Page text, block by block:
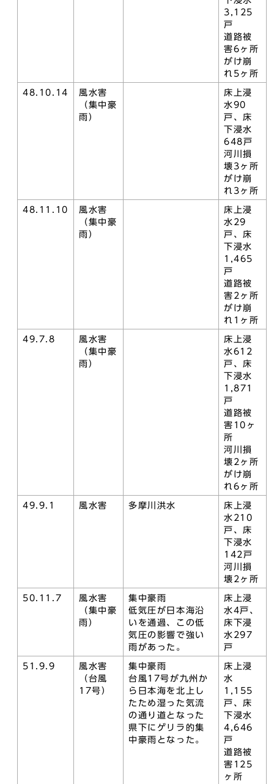
3,125
戸
道路被
害6ヶ所
がけ崩
れ5ヶ所
48.10.14
風水害
（集中豪
雨）
床上浸
水90
戸、床
下浸水
648戸
河川損
壊3ヶ所
がけ崩
れ3ヶ所
48.11.10
風水害
（集中豪
雨）
床上浸
水29
戸、床
下浸水
1,465
戸
道路被
害2ヶ所
がけ崩
れ1ヶ所
49.7.8
風水害
（集中豪
雨）
床上浸
水612
戸、床
下浸水
1,871
戸
道路被
害10ヶ
所
河川損
壊2ヶ所
がけ崩
れ6ヶ所
49.9.1 風水害 多摩川洪水
床上浸
水210
戸、床
下浸水
142戸
河川損
壊2ヶ所
50.11.7
風水害
（集中豪
雨）
集中豪雨
低気圧が日本海沿
いを通過、この低
気圧の影響で強い
雨があった。
床上浸
水4戸、
床下浸
水297
戸
51.9.9
風水害
（台風
17号）
集中豪雨
台風17号が九州か
ら日本海を北上し
たため湿った気流
の通り道となった
県下にゲリラ的集
中豪雨となった。
床上浸
水
1,155
戸、床
下浸水
4,646
戸
道路被
害125
ヶ所